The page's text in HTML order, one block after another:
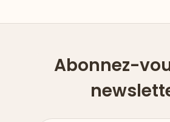
Abonnez-